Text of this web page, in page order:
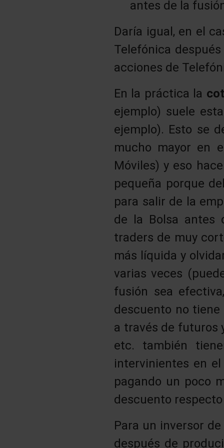
antes de la
Daría igual, en el
Telefónica
acciones de
En la práctica la
ejemplo) suele
ejemplo). Esto se
mucho mayor en
Móviles) y eso
pequeña porque
para salir de la
de la Bolsa antes
traders de muy
más líquida y
varias veces
fusión sea
descuento no
a través de futuros
etc. también
intervinientes en
pagando un poco
descuento
Para un inversor de
después de